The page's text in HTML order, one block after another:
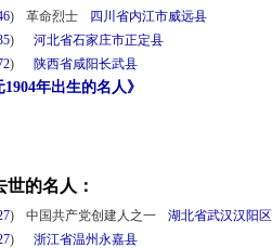
) 革命烈士 四川省内江市威远县
) 河北省石家庄市正定县
) 陕西省咸阳长武县
年出生的名人》
的名人：
) 中国共产党创建人之一 湖北省武汉汉阳区
) 浙江省温州永嘉县